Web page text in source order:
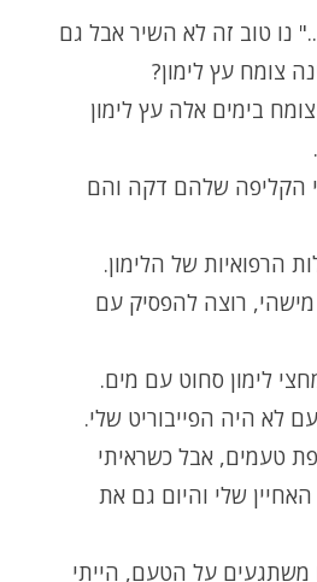
נו טוב זה לא השיר אבל גם
צומח עץ לימון?
בימים אלה עץ לימון
הקליפה שלהם דקה והם
הרפואיות של הלימון.
רוצה להפסיק עם
לימון סחוט עם מים.
לא היה הפייבוריט שלי.
טעמים, אבל כשראיתי
שלי והיום גם את
משתגעים על הטעם, הייתי